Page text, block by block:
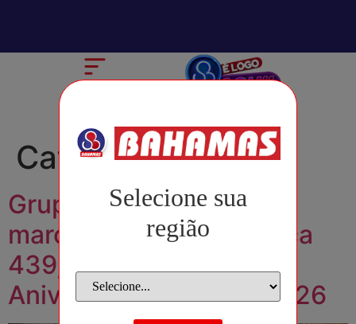
Selecione sua
região
Categoria:Blog
Grupo Bahamas supera
marca histórica e alcança
439,2 toneladas no
Aniversário Solidário 2026